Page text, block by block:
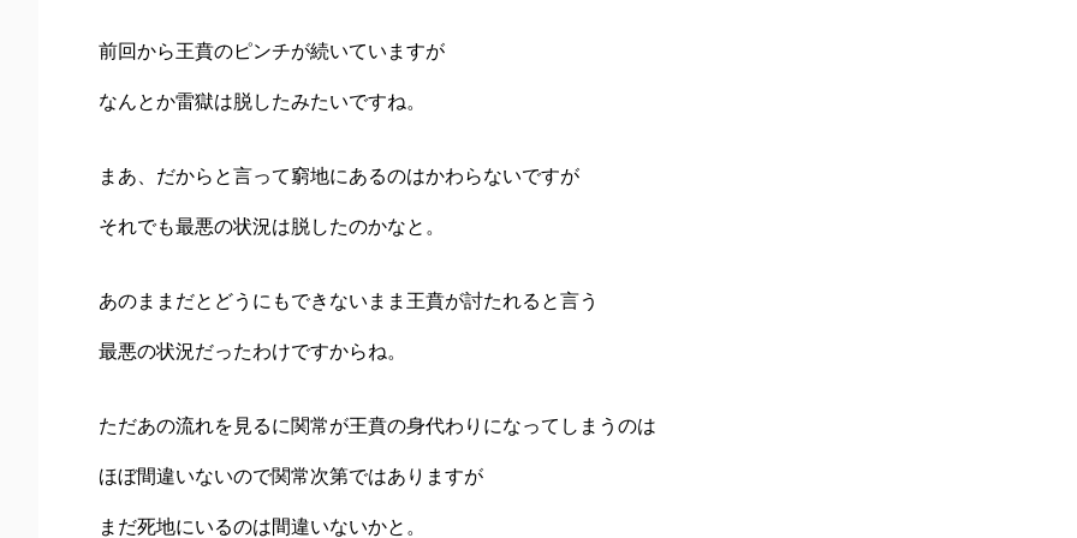
前回から王賁のピンチが続いていますが
なんとか雷獄は脱したみたいですね。
まあ、だからと言って窮地にあるのはかわらないですが
それでも最悪の状況は脱したのかなと。
あのままだとどうにもできないまま王賁が討たれると言う
最悪の状況だったわけですからね。
ただあの流れを見るに関常が王賁の身代わりになってしまうのは
ほぼ間違いないので関常次第ではありますが
まだ死地にいるのは間違いないかと。